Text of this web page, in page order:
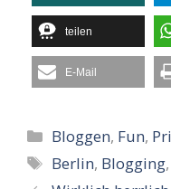
teilen
E-Mail
Kategorien
Bloggen, Fun,
Schlagwörter
Berlin, Blogging,